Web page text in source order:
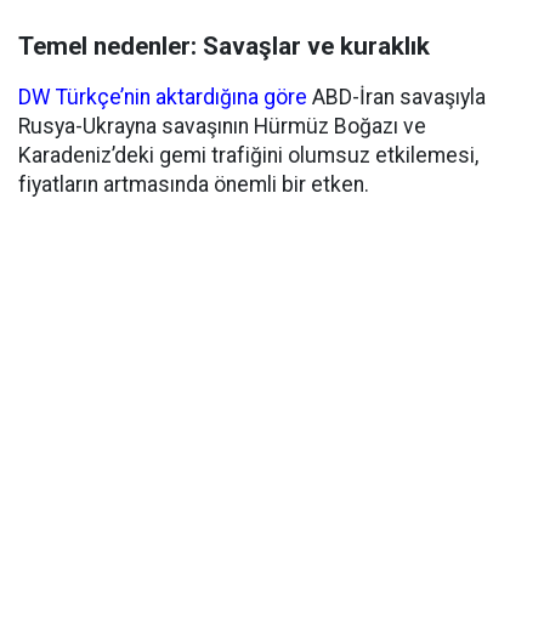
Temel nedenler: Savaşlar ve kuraklık
DW Türkçe’nin aktardığına göre ABD-İran savaşıyla
Rusya-Ukrayna savaşının Hürmüz Boğazı ve
Karadeniz’deki gemi trafiğini olumsuz etkilemesi,
fiyatların artmasında önemli bir etken.